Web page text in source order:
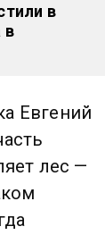
в
в
Евгений
лес —